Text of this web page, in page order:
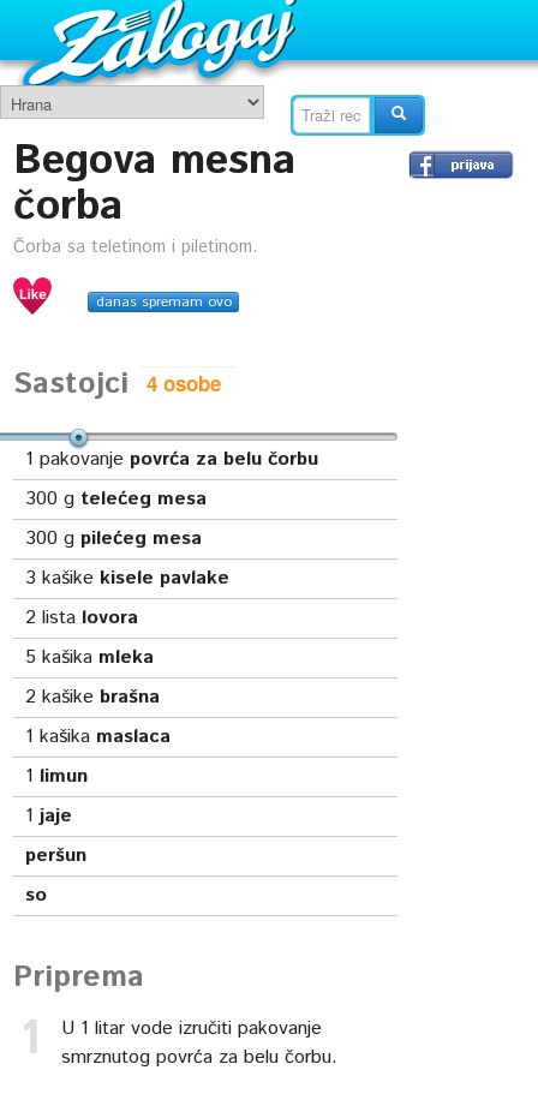
Begova mesna
čorba
Čorba sa teletinom i piletinom.
danas spremam ovo
Sastojci
1 pakovanje povrća za belu čorbu
300 g telećeg mesa
300 g pilećeg mesa
3 kašike kisele pavlake
2 lista lovora
5 kašika mleka
2 kašike brašna
1 kašika maslaca
1 limun
1 jaje
peršun
so
Priprema
U 1 litar vode izručiti pakovanje
smrznutog povrća za belu čorbu.